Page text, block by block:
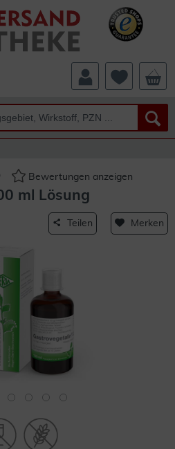
Bewertungen anzeigen
ml Lösung
Teilen Merken